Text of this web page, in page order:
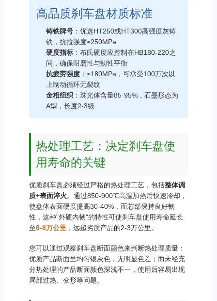
高品质刹车盘材质标准
铸铁牌号 ：优选HT250或HT300高强度灰铸
铁，抗拉强度≥250MPa
硬度指标 ：布氏硬度应控制在HB180-220之
间，确保耐磨性与韧性平衡
抗疲劳强度 ：≥180MPa，可承受100万次以
上制动循环无裂纹
金相组织 ：珠光体含量85-95%，石墨形态为
A型，长度2-3级
热处理工艺：决定刹车盘使
用寿命的关键
优质刹车盘必须经过严格的热处理工艺，包括整体调
质+表面淬火。通过850-900℃高温加热后快速冷却，
使盘体表面硬度提高30-40%，而芯部保持良好韧
性，这种"外硬内韧"的特性可使刹车盘使用寿命延长
至6-8万公里 ，远超劣质产品的2-3万公里。
您可以通过观察刹车盘断面颜色来判断热处理质量：
优质产品断面呈均匀银灰色，无明显色差；而未经充
分热处理的产品断面颜色深浅不一，使用后容易出现
局部过热、变形等问题。